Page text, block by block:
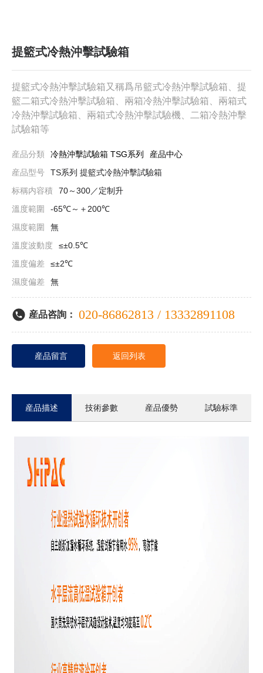
提籃式冷熱沖擊試驗箱
提籃式冷熱沖擊試驗箱又稱爲吊籃式冷熱沖擊試驗箱、提
籃二箱式冷熱沖擊試驗箱、兩箱冷熱沖擊試驗箱、兩箱式
冷熱沖擊試驗箱、兩箱式冷熱沖擊試驗機、二箱冷熱沖擊
産品分類 冷熱沖擊試驗箱 TSG系列
産品中心
産品型号
TS系列 提籃式冷熱沖擊試驗箱
标稱内容積
70～300／定制升
溫度範圍
-65℃～＋200℃
濕度範圍
無
溫度波動度
≤±0.5℃
溫度偏差
≤±2℃
濕度偏差
無
升溫速率
≤5分鍾
降溫速率
≤5分鍾
産品咨詢： 020-86862813 / 13332891108
産品留言 返回列表
産品描述 技術參數 産品優勢 試驗标準